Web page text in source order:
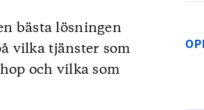
bästa lösningen
vilka tjänster som
och vilka som